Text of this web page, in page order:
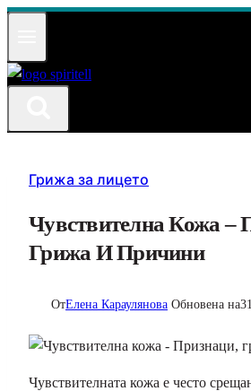
Към
Грижа за лицето
Чувствителна Кожа –
Грижа И Причини
ОтЕлена Караулянова Обновена на
Чувствителната кожа е често